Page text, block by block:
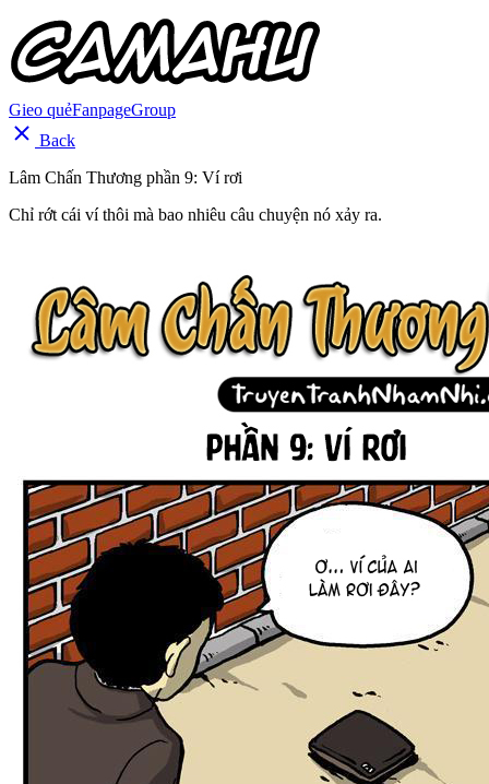
Gieo quẻFanpageGroup
Back
Lâm Chấn Thương phần 9: Ví rơi
Chỉ rớt cái ví thôi mà bao nhiêu câu chuyện nó xảy ra.